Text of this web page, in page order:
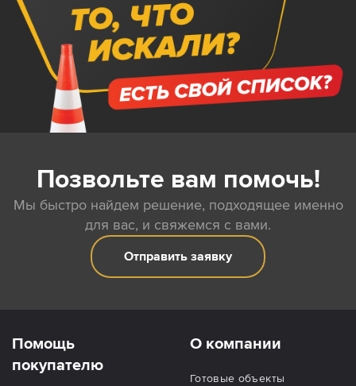
Позвольте вам помочь!
Мы быстро найдем решение, подходящее именно
для вас, и свяжемся с вами.
Отправить заявку
Помощь
покупателю
О компании
Готовые объекты